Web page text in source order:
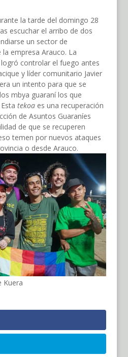
la tarde del domingo 28
escuchar el arribo de dos
un sector de
empresa Arauco. La
controlar el fuego antes
y líder comunitario Javier
un intento para que se
mbya guaraní los que
tekoaes una recuperación
de Asuntos Guaraníes
de que se recuperen
temen por nuevos ataques
o desde Arauco.
Kuera